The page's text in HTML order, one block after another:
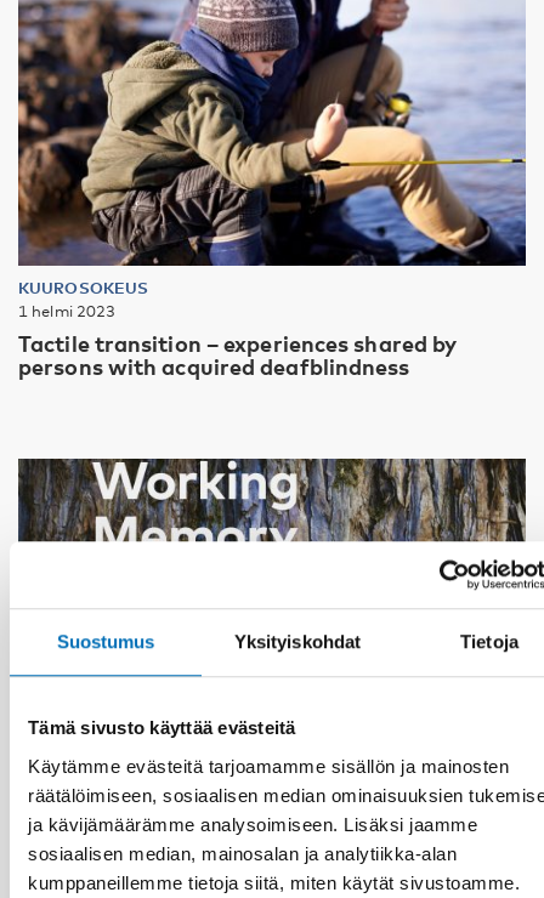
Suostumus Yksityiskohdat Tietoja
Tämä sivusto käyttää evästeitä
Käytämme evästeitä tarjoamamme sisällön ja mainosten
räätälöimiseen, sosiaalisen median ominaisuuksien
ja kävijämäärämme analysoimiseen. Lisäksi jaamme
sosiaalisen median, mainosalan ja analytiikka-alan
kumppaneillemme tietoja siitä, miten käytät sivustoamme.
KUUROSOKEUS
1 helmi 2023
Tactile transition – experiences shared by
persons with acquired deafblindness
KUUROSOKEUS
14 tammi 2020